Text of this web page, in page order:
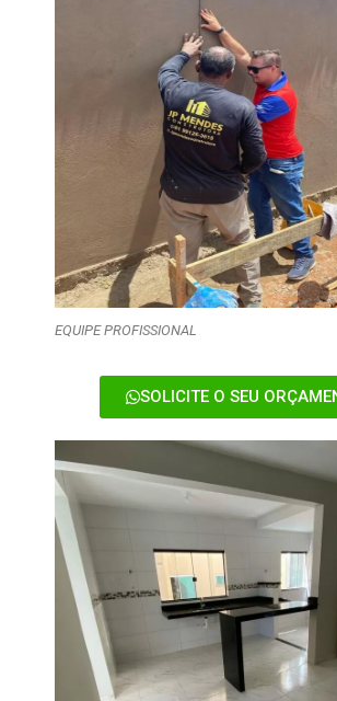
EQUIPE PROFISSIONAL
SOLICITE O SEU